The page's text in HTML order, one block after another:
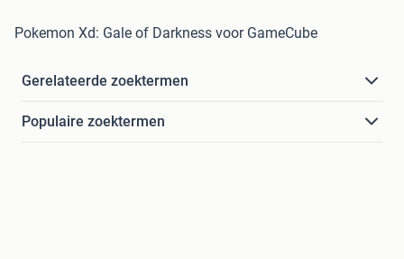
Pokemon Xd: Gale of Darkness voor GameCube
Gerelateerde zoektermen
Populaire zoektermen